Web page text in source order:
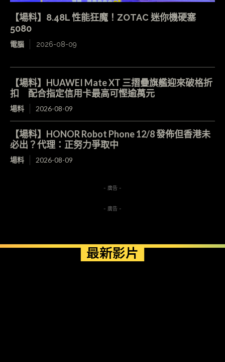
【場料】8.48L 性能狂魔！ZOTAC 迷你機硬塞
5080
電腦 2026-08-09
【場料】HUAWEI Mate XT 三摺疊旗艦迎來破格折
扣 配合指定信用卡最高可慳逾萬元
場料 2026-08-09
【場料】HONOR Robot Phone 12/8 發佈但香港未
必出？代理：正努力爭取中
場料 2026-08-09
- 廣告 -
- 廣告 -
最新影片